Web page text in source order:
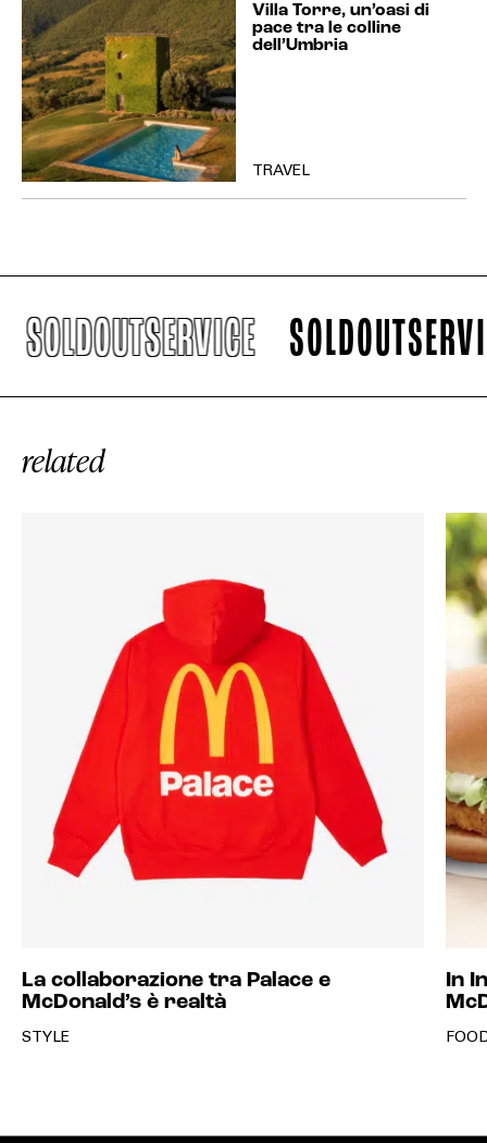
Villa Torre, un’oasi di
pace tra le colline
dell’Umbria
TRAVEL
SOLDOUTSERVICE
related
La collaborazione tra Palace e
McDonald’s è realtà
STYLE
In